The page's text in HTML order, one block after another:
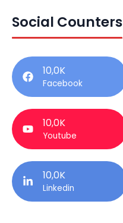
Social Counters
10,0K
Facebook
10,0K
Youtube
10,0K
Linkedin